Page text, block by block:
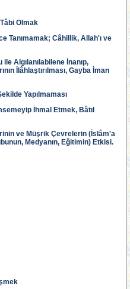
Olmak
Tanımamak; Câhillik, Allah'ı ve
Algılanılabilene İnanıp,
İlâhlaştırılması, Gayba İman
Yapılmaması
İhmal Etmek, Bâtıl
ve Müşrik Çevrelerin (İslâm'a
Medyanın, Eğitimin) Etkisi.